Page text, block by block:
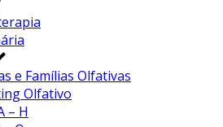
e Famílias Olfativas
Olfativo
– H